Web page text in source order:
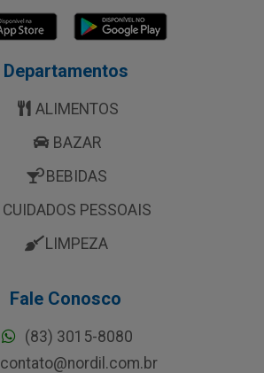
Departamentos
ALIMENTOS
BAZAR
BEBIDAS
CUIDADOS PESSOAIS
LIMPEZA
Fale Conosco
(83) 3015-8080
contato@nordil.com.br